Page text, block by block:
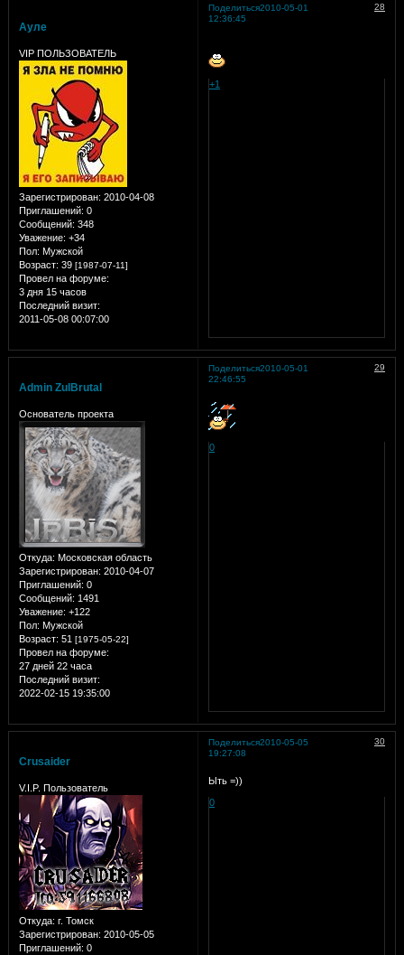
Поделиться 28
2010-05-01
12:36:45
Ауле
VIP ПОЛЬЗОВАТЕЛЬ
Зарегистрирован: 2010-04-08
Приглашений: 0
Сообщений: 348
Уважение: +34
Пол: Мужской
Возраст: 39 [1987-07-11]
Провел на форуме:
3 дня 15 часов
Последний визит:
2011-05-08 00:07:00
+1
Поделиться 29
2010-05-01
22:46:55
Admin ZulBrutal
Основатель проекта
Откуда: Московская область
Зарегистрирован: 2010-04-07
Приглашений: 0
Сообщений: 1491
Уважение: +122
Пол: Мужской
Возраст: 51 [1975-05-22]
Провел на форуме:
27 дней 22 часа
Последний визит:
2022-02-15 19:35:00
0
Поделиться 30
2010-05-05
19:27:08
Crusaider
V.I.P. Пользователь
Откуда: г. Томск
Зарегистрирован: 2010-05-05
Приглашений: 0
Ыть =))
0